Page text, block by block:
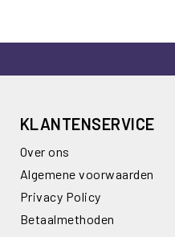
KLANTENSERVICE
Over ons
Algemene voorwaarden
Privacy Policy
Betaalmethoden